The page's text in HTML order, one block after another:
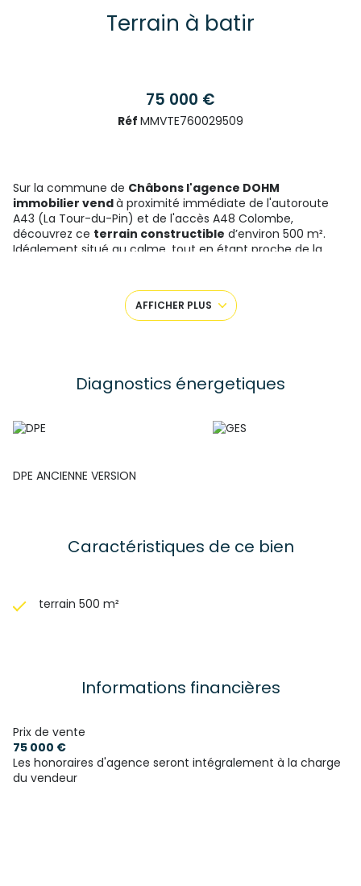
Terrain à batir
75 000 €
Réf MMVTE760029509
Sur la commune de Châbons l'agence DOHM
immobilier vendà proximité immédiate de l'autoroute
A43 (La Tour-du-Pin) et de l'accès A48 Colombe,
découvrez ce terrain constructible d’environ 500 m².
Idéalement situé au calme, tout en étant proche de la
bordure. Une opportunité rare sur ce secteur très
AFFICHER PLUS
Diagnostics énergetiques
DPE ANCIENNE VERSION
Caractéristiques de ce bien
terrain 500 m²
Informations financières
Prix de vente
75 000 €
Les honoraires d'agence seront intégralement à la charge
du vendeur